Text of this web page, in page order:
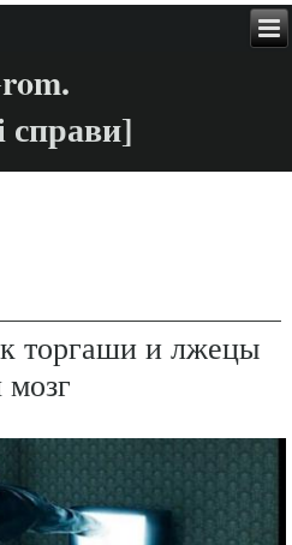
справи]
торгаши и лжецы